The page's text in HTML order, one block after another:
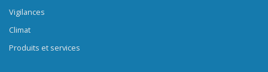
Vigilances
Climat
Produits et services